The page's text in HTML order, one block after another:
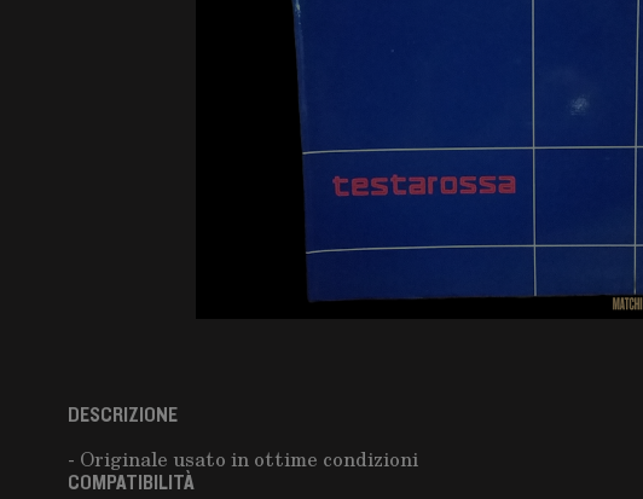
DESCRIZIONE
- Originale usato in ottime condizioni
COMPATIBILITÀ